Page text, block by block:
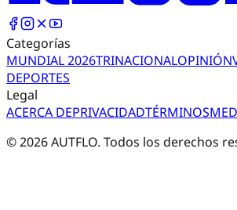
Categorías
MUNDIAL 2026TRINACIONALOPINIÓN
DEPORTES
Legal
ACERCA DEPRIVACIDADTÉRMINOS
©2026AUTFLO. Todos los derechos